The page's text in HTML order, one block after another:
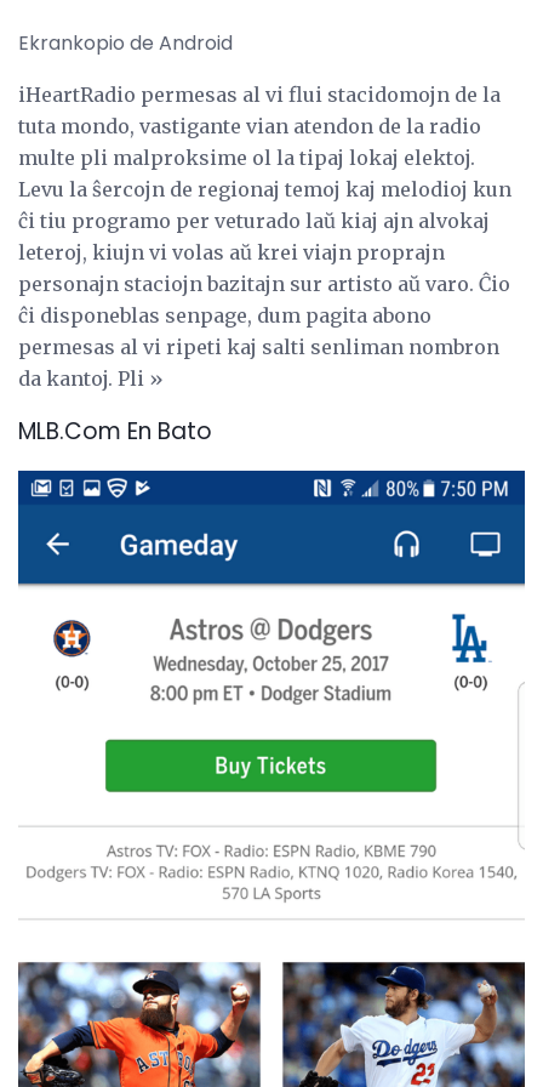
Ekrankopio de Android
iHeartRadio permesas al vi flui stacidomojn de la
tuta mondo, vastigante vian atendon de la radio
multe pli malproksime ol la tipaj lokaj elektoj.
Levu la ŝercojn de regionaj temoj kaj melodioj kun
ĉi tiu programo per veturado laŭ kiaj ajn alvokaj
leteroj, kiujn vi volas aŭ krei viajn proprajn
personajn staciojn bazitajn sur artisto aŭ varo. Ĉio
ĉi disponeblas senpage, dum pagita abono
permesas al vi ripeti kaj salti senliman nombron
da kantoj. Pli »
MLB.Com En Bato